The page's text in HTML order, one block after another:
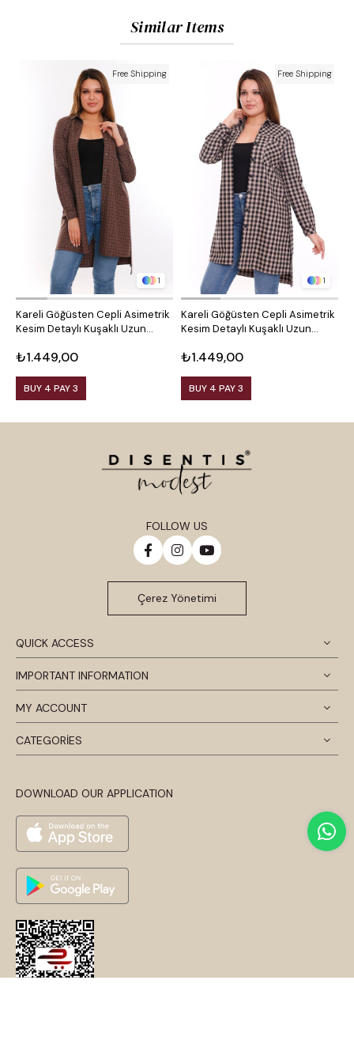
Similar Items
1
Kareli Göğüsten Cepli Asimetrik
Kesim Detaylı Kuşaklı Uzun
₺1.449,00
BUY 4 PAY 3
Free Shipping
1
Kareli Göğüsten Cepli Asimetrik
Kesim Detaylı Kuşaklı Uzun
₺1.449,00
BUY 4 PAY 3
Free Shipping
QUICK ACCESS
IMPORTANT INFORMATION
MY ACCOUNT
CATEGORİES
DOWNLOAD OUR APPLICATION
FOLLOW US
Çerez Yönetimi